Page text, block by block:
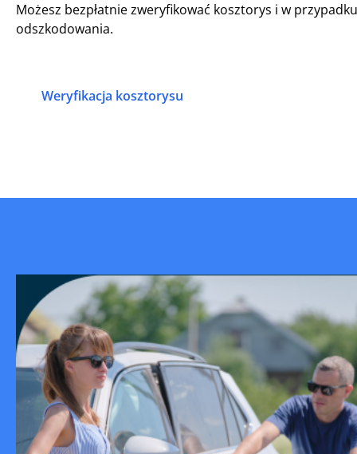
Możesz bezpłatnie zweryfikować kosztorys i w
odszkodowania.
Weryfikacja kosztorysu